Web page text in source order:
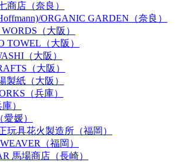
商店（奈良）
ORGANIC GARDEN（奈良）
（大阪）
TOWEL（大阪）
（大阪）
（大阪）
製紙（大阪）
（兵庫）
）
愛媛）
玩具花火製造所（福岡）
（福岡）
馬場商店（長崎）